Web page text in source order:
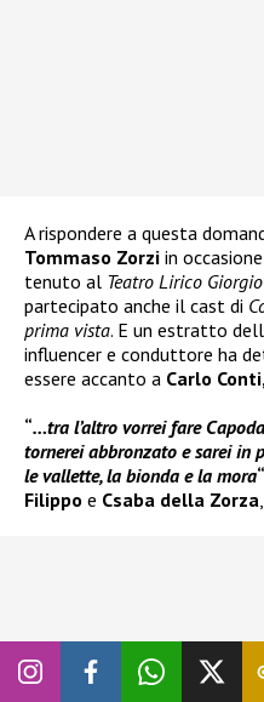
A rispondere a questa
Tommaso Zorzi in
tenuto al Teatro Lirico
partecipato anche il cast di
prima vista. E un estratto
influencer e conduttore ha
essere accanto a Carlo
“…tra l’altro vorrei fare
tornerei abbronzato e sarei in
le vallette, la bionda e la mora“
Filippo e Csaba della Zorza